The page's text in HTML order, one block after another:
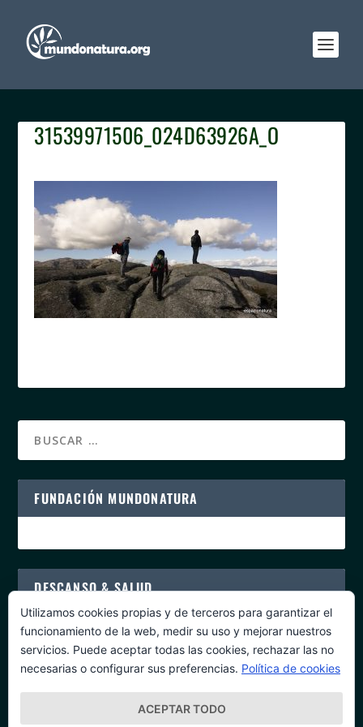
31539971506_024D63926A_O
FUNDACIÓN MUNDONATURA
DESCANSO & SALUD
PROGRAMAS DE SALUD
Utilizamos cookies propias y de terceros para garantizar el
funcionamiento de la web, medir su uso y mejorar nuestros
servicios. Puede aceptar todas las cookies, rechazar las no
necesarias o configurar sus preferencias. Política de cookies
ACEPTAR TODO